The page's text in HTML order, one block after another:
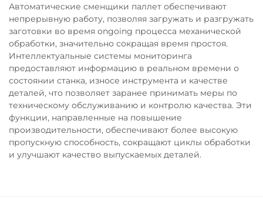
Автоматические сменщики паллет обеспечивают
непрерывную работу, позволяя загружать и разгружать
заготовки во время ongoing процесса механической
обработки, значительно сокращая время простоя.
Интеллектуальные системы мониторинга
предоставляют информацию в реальном времени о
состоянии станка, износе инструмента и качестве
деталей, что позволяет заранее принимать меры по
техническому обслуживанию и контролю качества. Эти
функции, направленные на повышение
производительности, обеспечивают более высокую
пропускную способность, сокращают циклы обработки
и улучшают качество выпускаемых деталей.